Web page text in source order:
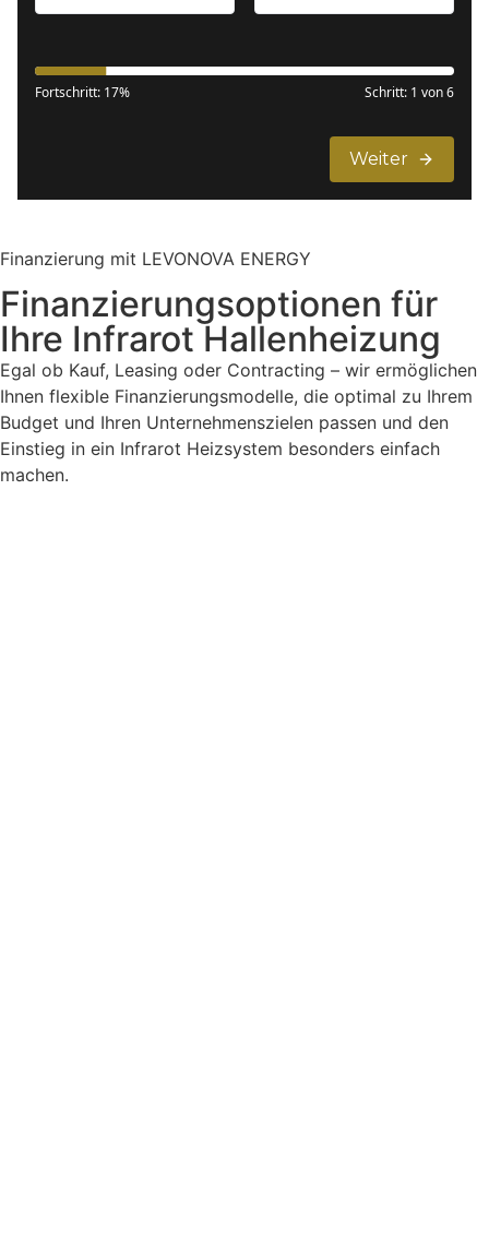
Finanzierung mit LEVONOVA ENERGY
Finanzierungsoptionen für
Ihre Infrarot Hallenheizung
Egal ob Kauf, Leasing oder Contracting – wir ermöglichen
Ihnen flexible Finanzierungsmodelle, die optimal zu Ihrem
Budget und Ihren Unternehmenszielen passen und den
Einstieg in ein Infrarot Heizsystem besonders einfach
machen.